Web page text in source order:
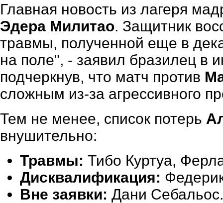
Главная новость из лагеря
Эдера Милитао. Защитник
травмы, полученной еще в
на поле", - заявил бразилец в
подчеркнув, что матч против
сложным из-за агрессивного
Тем не менее, список потерь
внушительно:
Травмы: Тибо Куртуа,
Дисквалификация:
Вне заявки: Дани Себальос.